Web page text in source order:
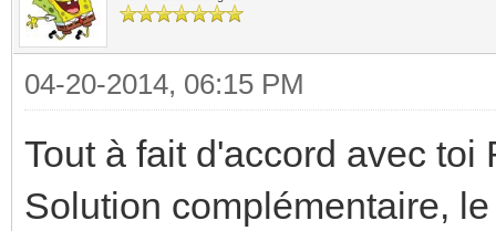
04-20-2014, 06:15 PM
Tout à fait d'accord avec
Solution complémentaire,